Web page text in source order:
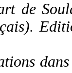
de